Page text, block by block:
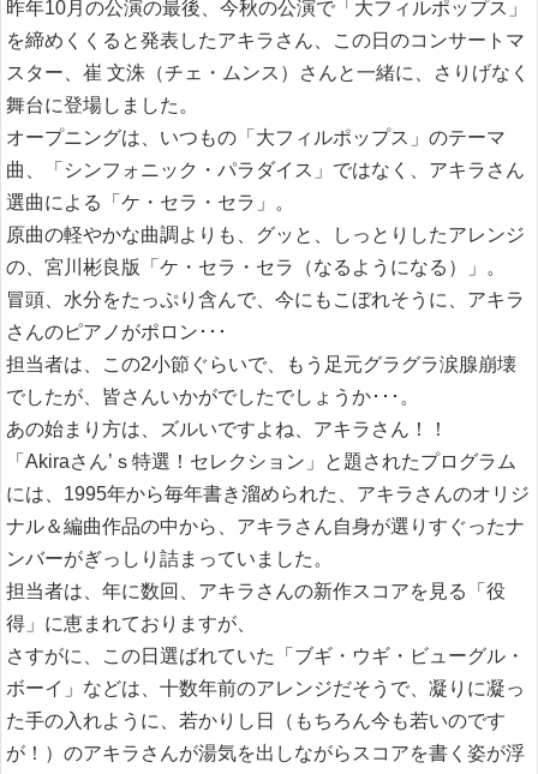
昨年10月の公演の最後、今秋の公演で「大フィルポップス」
を締めくくると発表したアキラさん、この日のコンサートマ
スター、崔 文洙（チェ・ムンス）さんと一緒に、さりげなく
舞台に登場しました。
オープニングは、いつもの「大フィルポップス」のテーマ
曲、「シンフォニック・パラダイス」ではなく、アキラさん
選曲による「ケ・セラ・セラ」。
原曲の軽やかな曲調よりも、グッと、しっとりしたアレンジ
の、宮川彬良版「ケ・セラ・セラ（なるようになる）」。
冒頭、水分をたっぷり含んで、今にもこぼれそうに、アキラ
さんのピアノがポロン･･･
担当者は、この2小節ぐらいで、もう足元グラグラ涙腺崩壊
でしたが、皆さんいかがでしたでしょうか･･･。
あの始まり方は、ズルいですよね、アキラさん！！
「Akiraさん’ｓ特選！セレクション」と題されたプログラム
には、1995年から毎年書き溜められた、アキラさんのオリジ
ナル＆編曲作品の中から、アキラさん自身が選りすぐったナ
ンバーがぎっしり詰まっていました。
担当者は、年に数回、アキラさんの新作スコアを見る「役
得」に恵まれておりますが、
さすがに、この日選ばれていた「ブギ・ウギ・ビューグル・
ボーイ」などは、十数年前のアレンジだそうで、凝りに凝っ
た手の入れように、若かりし日
（もちろん今も若いのです
が！）のアキラさんが湯気を出しながらスコアを書く姿が浮